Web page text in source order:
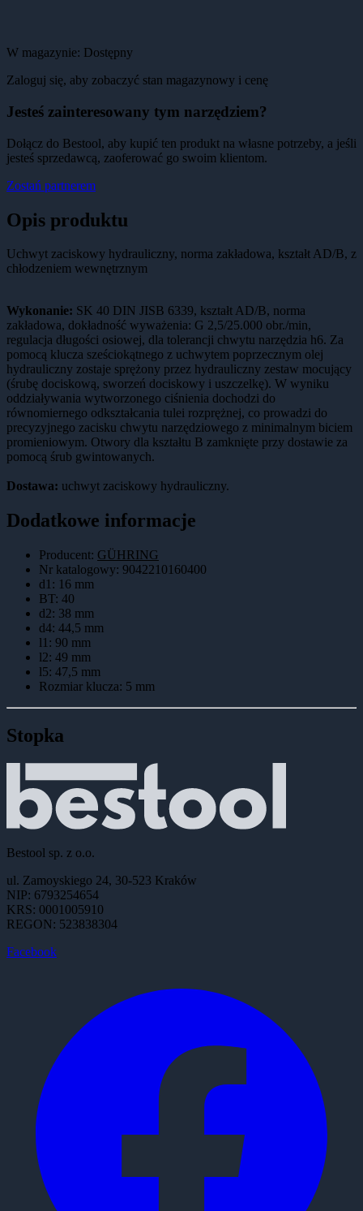
W magazynie: Dostępny
Zaloguj się, aby zobaczyć stan magazynowy i cenę
Jesteś zainteresowany tym narzędziem?
Dołącz do Bestool, aby kupić ten produkt na własne potrzeby, a jeśli
jesteś sprzedawcą, zaoferować go swoim klientom.
Zostań partnerem
Opis produktu
Uchwyt zaciskowy hydrauliczny, norma zakładowa, kształt AD/B, z
chłodzeniem wewnętrznym
Wykonanie: SK 40 DIN JISB 6339, kształt AD/B, norma
zakładowa, dokładność wyważenia: G 2,5/25.000 obr./min,
regulacja długości osiowej, dla tolerancji chwytu narzędzia h6. Za
pomocą klucza sześciokątnego z uchwytem poprzecznym olej
hydrauliczny zostaje sprężony przez hydrauliczny zestaw mocujący
(śrubę dociskową, sworzeń dociskowy i uszczelkę). W wyniku
oddziaływania wytworzonego ciśnienia dochodzi do
równomiernego odkształcania tulei rozprężnej, co prowadzi do
precyzyjnego zacisku chwytu narzędziowego z minimalnym biciem
promieniowym. Otwory dla kształtu B zamknięte przy dostawie za
pomocą śrub gwintowanych.
Dostawa: uchwyt zaciskowy hydrauliczny.
Dodatkowe informacje
Producent: GÜHRING
Nr katalogowy: 9042210160400
d1 : 16 mm
BT: 40
d2: 38 mm
d4: 44,5 mm
l1 : 90 mm
l2: 49 mm
l5: 47,5 mm
Rozmiar klucza: 5 mm
Stopka
Bestool sp. z o.o.
ul. Zamoyskiego 24, 30-523 Kraków
NIP: 6793254654
KRS: 0001005910
REGON: 523838304
Facebook